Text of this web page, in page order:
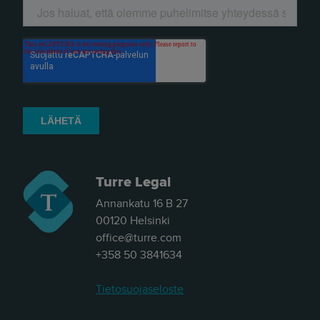
Turre Legal
Annankatu 16 B 27
00120 Helsinki
office@turre.com
+358 50 3841634
Tietosuojaseloste